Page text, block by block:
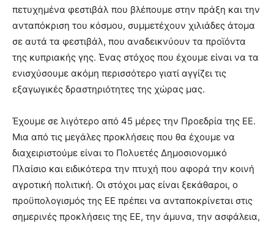
πετυχημένα φεστιβάλ που βλέπουμε στην πράξη και την
ανταπόκριση του κόσμου, συμμετέχουν χιλιάδες άτομα
σε αυτά τα φεστιβάλ, που αναδεικνύουν τα προϊόντα
της κυπριακής γης. Ένας στόχος που έχουμε είναι να τα
ενισχύσουμε ακόμη περισσότερο γιατί αγγίζει τις
εξαγωγικές δραστηριότητες της χώρας μας.
Έχουμε σε λιγότερο από 45 μέρες την Προεδρία της ΕΕ.
Μια από τις μεγάλες προκλήσεις που θα έχουμε να
διαχειριστούμε είναι το Πολυετές Δημοσιονομικό
Πλαίσιο και ειδικότερα την πτυχή που αφορά την κοινή
αγροτική πολιτική. Οι στόχοι μας είναι ξεκάθαροι, ο
προϋπολογισμός της ΕΕ πρέπει να ανταποκρίνεται στις
σημερινές προκλήσεις της ΕΕ, την άμυνα, την ασφάλεια,